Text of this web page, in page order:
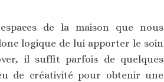
de la maison que nous
logique de lui apporter le soin
il suffit parfois de quelques
de créativité pour obtenir une